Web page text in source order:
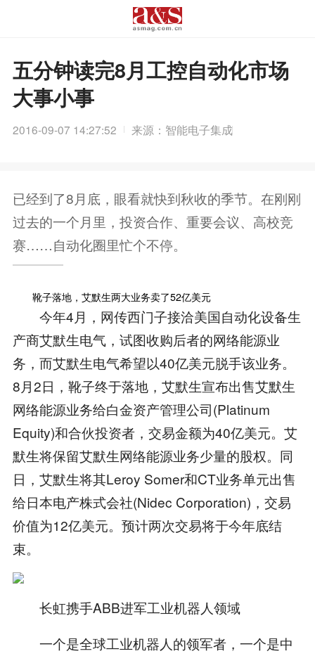
五分钟读完8月工控自动化市场
大事小事
2016-09-07 14:27:52 来源：智能电子集成
已经到了8月底，眼看就快到秋收的季节。在刚刚
过去的一个月里，投资合作、重要会议、高校竞
赛……自动化圈里忙个不停。
靴子落地，艾默生两大业务卖了52亿美元
今年4月，网传西门子接洽美国自动化设备生
产商艾默生电气，试图收购后者的网络能源业
务，而艾默生电气希望以40亿美元脱手该业务。
8月2日，靴子终于落地，艾默生宣布出售艾默生
网络能源业务给白金资产管理公司(Platinum
Equity)和合伙投资者，交易金额为40亿美元。艾
默生将保留艾默生网络能源业务少量的股权。同
日，艾默生将其Leroy Somer和CT业务单元出售
给日本电产株式会社(Nidec Corporation)，交易
价值为12亿美元。预计两次交易将于今年底结
束。
长虹携手ABB进军工业机器人领域
一个是全球工业机器人的领军者，一个是中